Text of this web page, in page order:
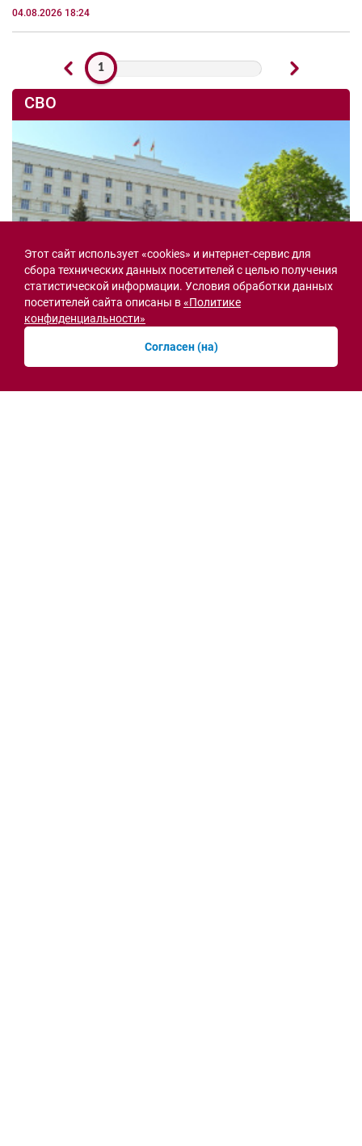
04.08.2026 18:24
1
СВО
Семьи героев СВО с временной регистрацией
земельный участок
Этот сайт использует «cookies» и интернет-сервис для
сбора технических данных посетителей с целью получения
статистической информации. Условия обработки данных
посетителей сайта описаны в«Политике
конфиденциальности»
Согласен (на)